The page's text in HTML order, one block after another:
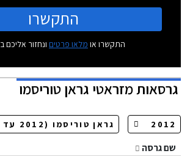
התקשרו
התקשרו או מלאו פרטים ונחזור אליכם
גרסאותמזראטי גראן טוריסמו
שם גרסה